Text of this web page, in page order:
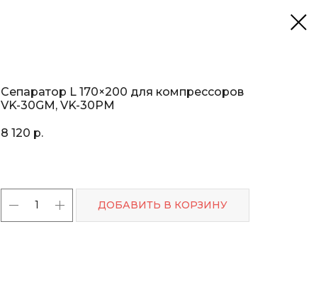
Сепаратор L 170×200 для компрессоров
VK-30GM, VK-30PM
8 120 р.
ДОБАВИТЬ В КОРЗИНУ